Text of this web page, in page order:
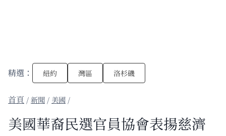
精選： 紐約 灣區 洛杉磯
/新聞 / 美國 /
美國華裔民選官員協會表揚慈濟